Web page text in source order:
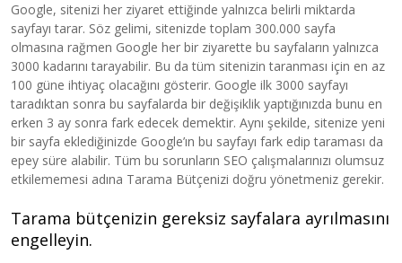
Google, sitenizi her ziyaret ettiğinde yalnızca belirli miktarda
sayfayı tarar. Söz gelimi, sitenizde toplam 300.000 sayfa
olmasına rağmen Google her bir ziyarette bu sayfaların yalnızca
3000 kadarını tarayabilir. Bu da tüm sitenizin taranması için en az
100 güne ihtiyaç olacağını gösterir. Google ilk 3000 sayfayı
taradıktan sonra bu sayfalarda bir değişiklik yaptığınızda bunu en
erken 3 ay sonra fark edecek demektir. Aynı şekilde, sitenize yeni
bir sayfa eklediğinizde Google’ın bu sayfayı fark edip taraması da
epey süre alabilir. Tüm bu sorunların SEO çalışmalarınızı olumsuz
etkilememesi adına Tarama Bütçenizi doğru yönetmeniz gerekir.
Tarama bütçenizin gereksiz sayfalara ayrılmasını
engelleyin.